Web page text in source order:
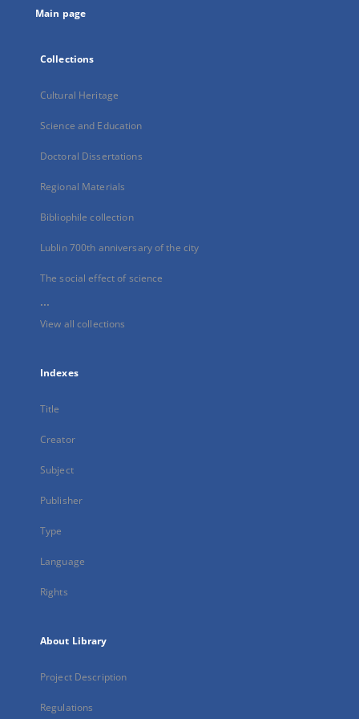
Main page
Collections
Cultural Heritage
Science and Education
Doctoral Dissertations
Regional Materials
Bibliophile collection
Lublin 700th anniversary of the city
The social effect of science
...
View all collections
Indexes
Title
Creator
Subject
Publisher
Type
Language
Rights
About Library
Project Description
Regulations